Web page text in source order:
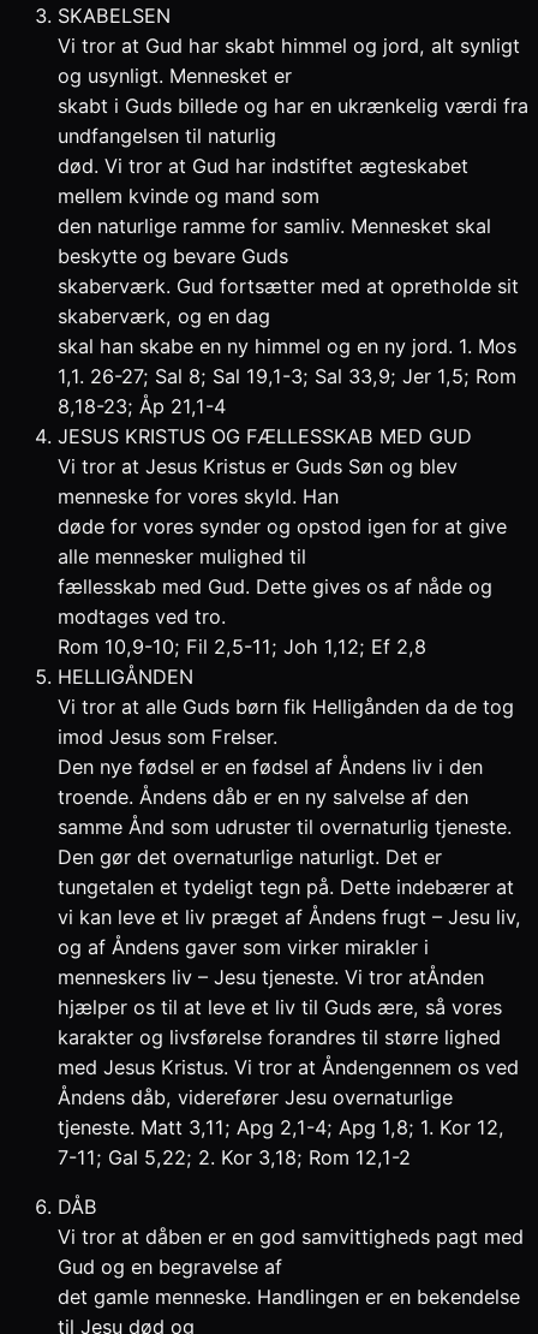
SKABELSEN
Vi tror at Gud har skabt himmel og jord, alt synligt
og usynligt. Mennesket er
skabt i Guds billede og har en ukrænkelig værdi fra
undfangelsen til naturlig
død. Vi tror at Gud har indstiftet ægteskabet
mellem kvinde og mand som
den naturlige ramme for samliv. Mennesket skal
beskytte og bevare Guds
skaberværk. Gud fortsætter med at opretholde sit
skaberværk, og en dag
skal han skabe en ny himmel og en ny jord. 1. Mos
1,1. 26-27; Sal 8; Sal 19,1-3; Sal 33,9; Jer 1,5; Rom
8,18-23; Åp 21,1-4
JESUS KRISTUS OG FÆLLESSKAB MED GUD
Vi tror at Jesus Kristus er Guds Søn og blev
menneske for vores skyld. Han
døde for vores synder og opstod igen for at give
alle mennesker mulighed til
fællesskab med Gud. Dette gives os af nåde og
modtages ved tro.
Rom 10,9-10; Fil 2,5-11; Joh 1,12; Ef 2,8
HELLIGÅNDEN
Vi tror at alle Guds børn fik Helligånden da de tog
imod Jesus som Frelser.
Den nye fødsel er en fødsel af Åndens liv i den
troende. Åndens dåb er en ny salvelse af den
samme Ånd som udruster til overnaturlig tjeneste.
Den gør det overnaturlige naturligt. Det er
tungetalen et tydeligt tegn på. Dette indebærer at
vi kan leve et liv præget af Åndens frugt – Jesu liv,
og af Åndens gaver som virker mirakler i
menneskers liv – Jesu tjeneste. Vi tror atÅnden
hjælper os til at leve et liv til Guds ære, så vores
karakter og livsførelse forandres til større lighed
med Jesus Kristus. Vi tror at Åndengennem os ved
Åndens dåb, viderefører Jesu overnaturlige
tjeneste. Matt 3,11; Apg 2,1-4; Apg 1,8; 1. Kor 12,
7-11; Gal 5,22; 2. Kor 3,18; Rom 12,1-2
DÅB
Vi tror at dåben er en god samvittigheds pagt med
Gud og en begravelse af
det gamle menneske. Handlingen er en bekendelse
til Jesu død og